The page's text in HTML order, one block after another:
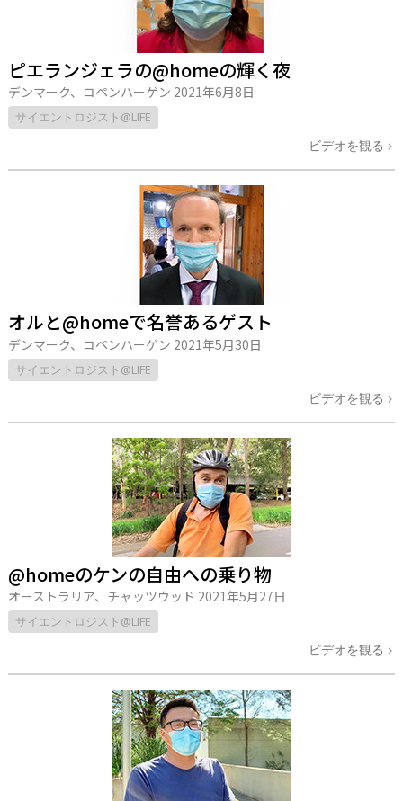
ピエランジェラの@homeの輝く夜
デンマーク、コペンハーゲン 2021年6月8日
サイエントロジスト@LIFE
ビデオを観る
オルと@homeで名誉あるゲスト
デンマーク、コペンハーゲン 2021年5月30日
サイエントロジスト@LIFE
ビデオを観る
@homeのケンの自由への乗り物
オーストラリア、チャッツウッド 2021年5月27日
サイエントロジスト@LIFE
ビデオを観る